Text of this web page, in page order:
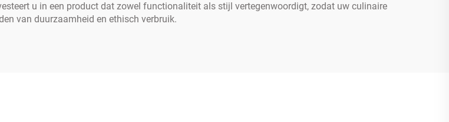
u in een product dat zowel functionaliteit als stijl vertegenwoordigt, zodat uw culinaire
van duurzaamheid en ethisch verbruik.